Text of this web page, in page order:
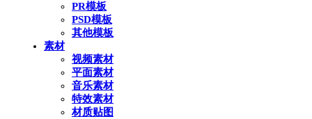
PR模板
PSD模板
其他模板
素材
视频素材
平面素材
音乐素材
特效素材
材质贴图